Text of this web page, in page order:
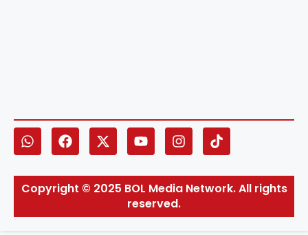
Copyright © 2025 BOL Media Network. All rights
reserved.